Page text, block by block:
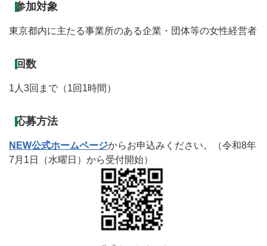
参加対象
東京都内に主たる事業所のある企業・団体等の女性経営者
回数
1人3回まで（1回1時間）
応募方法
NEW公式ホームページからお申込みください。（令和8年
7月1日（水曜日）から受付開始）